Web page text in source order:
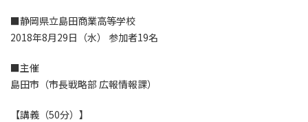
■静岡県立島田商業高等学校
2018年8月29日（水） 参加者19名
■主催
島田市（市長戦略部 広報情報課）
【講義（50分）】